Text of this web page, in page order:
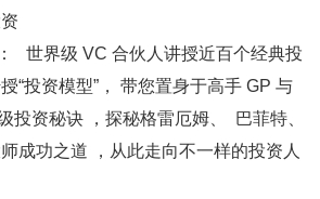
世界级 VC 合伙人讲授近百个经典投
“投资模型”， 带您置身于高手 GP 与
投资秘诀 ，探秘格雷厄姆、 巴菲特、
成功之道 ，从此走向不一样的投资人